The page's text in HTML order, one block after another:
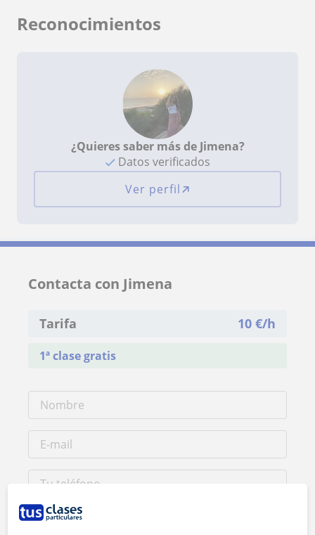
Reconocimientos
¿Quieres saber más de Jimena?
Datos verificados
Ver perfil
Contacta con Jimena
Tarifa 10 €/h
1ª clase gratis